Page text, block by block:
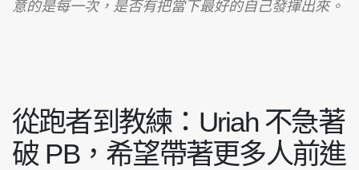
意的是每一次，是否有把當下最好的自己發揮出來。
從跑者到教練：Uriah 不急著
破 PB，希望帶著更多人前進